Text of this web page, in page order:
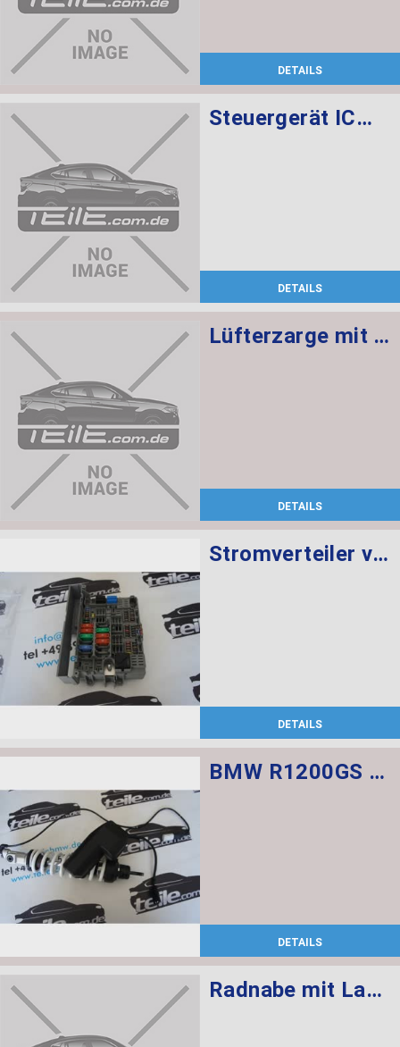
DETAILS
Steuergerät ICM-QL
DETAILS
Lüfterzarge mit Lüfter 850W
DETAILS
Stromverteiler vorne
DETAILS
BMW R1200GS Federbein vorn ESA
DETAILS
Radnabe mit Lager vorne M12X1,5